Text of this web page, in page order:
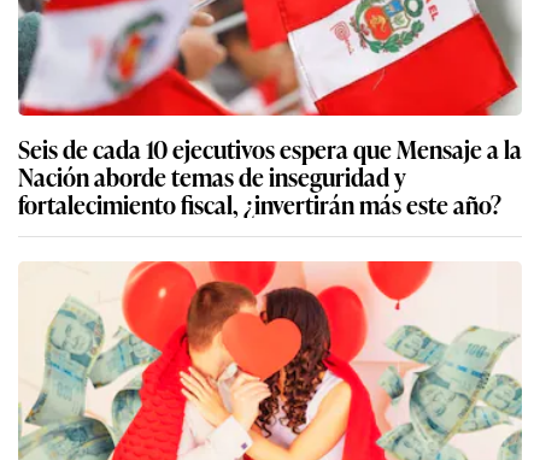
Seis de cada 10 ejecutivos espera que Mensaje a la
Nación aborde temas de inseguridad y
fortalecimiento fiscal, ¿invertirán más este año?